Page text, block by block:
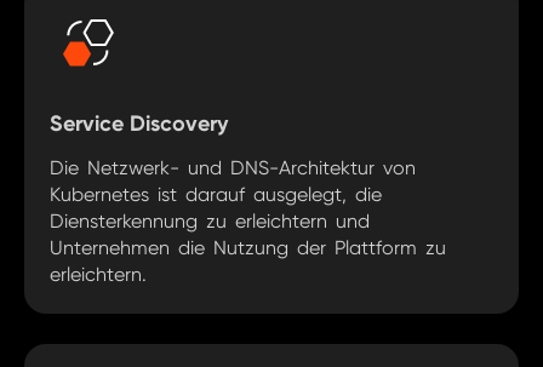
Service Discovery
Die Netzwerk- und DNS-Architektur von
Kubernetes ist darauf ausgelegt, die
Diensterkennung zu erleichtern und
Unternehmen die Nutzung der Plattform zu
erleichtern.